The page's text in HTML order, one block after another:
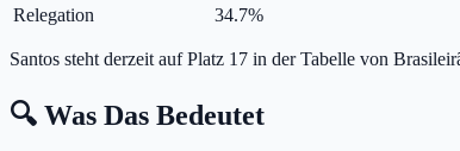
Relegation
34.7%
Santos steht derzeit auf Platz 17 in der Tabelle von
🔍 Was Das Bedeutet